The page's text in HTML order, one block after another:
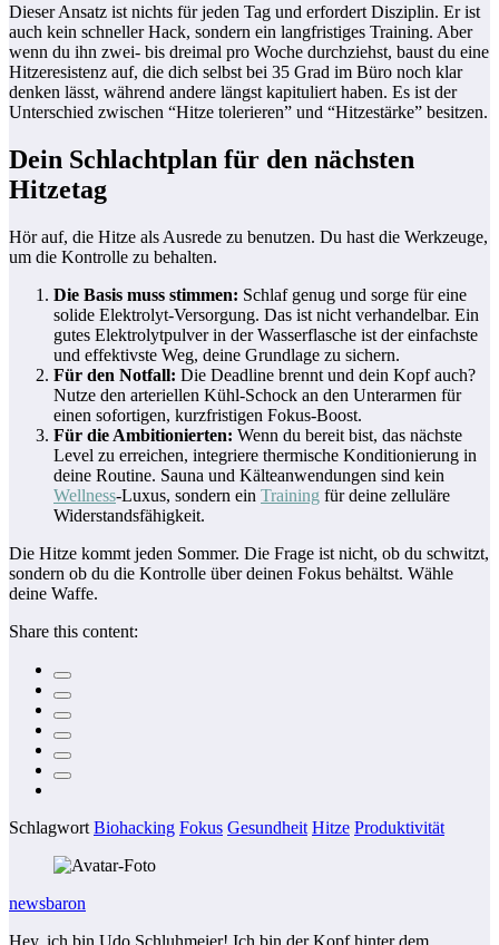
Dieser Ansatz ist nichts für jeden Tag und erfordert Disziplin. Er ist
auch kein schneller Hack, sondern ein langfristiges Training. Aber
wenn du ihn zwei- bis dreimal pro Woche durchziehst, baust du eine
Hitzeresistenz auf, die dich selbst bei 35 Grad im Büro noch klar
denken lässt, während andere längst kapituliert haben. Es ist der
Unterschied zwischen “Hitze tolerieren” und “Hitzestärke” besitzen.
Dein Schlachtplan für den nächsten
Hitzetag
Hör auf, die Hitze als Ausrede zu benutzen. Du hast die Werkzeuge,
um die Kontrolle zu behalten.
Die Basis muss stimmen: Schlaf genug und sorge für eine
solide Elektrolyt-Versorgung. Das ist nicht verhandelbar. Ein
gutes Elektrolytpulver in der Wasserflasche ist der einfachste
und effektivste Weg, deine Grundlage zu sichern.
Für den Notfall: Die Deadline brennt und dein Kopf auch?
Nutze den arteriellen Kühl-Schock an den Unterarmen für
einen sofortigen, kurzfristigen Fokus-Boost.
Für die Ambitionierten: Wenn du bereit bist, das nächste
Level zu erreichen, integriere thermische Konditionierung in
deine Routine. Sauna und Kälteanwendungen sind kein
Wellness-Luxus, sondern ein Training für deine zelluläre
Widerstandsfähigkeit.
Die Hitze kommt jeden Sommer. Die Frage ist nicht, ob du schwitzt,
sondern ob du die Kontrolle über deinen Fokus behältst. Wähle
deine Waffe.
Share this content:
Schlagwort Biohacking Fokus Gesundheit Hitze Produktivität
newsbaron
Hey, ich bin Udo Schluhmeier! Ich bin der Kopf hinter dem